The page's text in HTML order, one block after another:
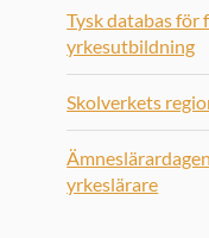
Tysk databas för
yrkesutbildning
Skolverkets
yrkeslärare